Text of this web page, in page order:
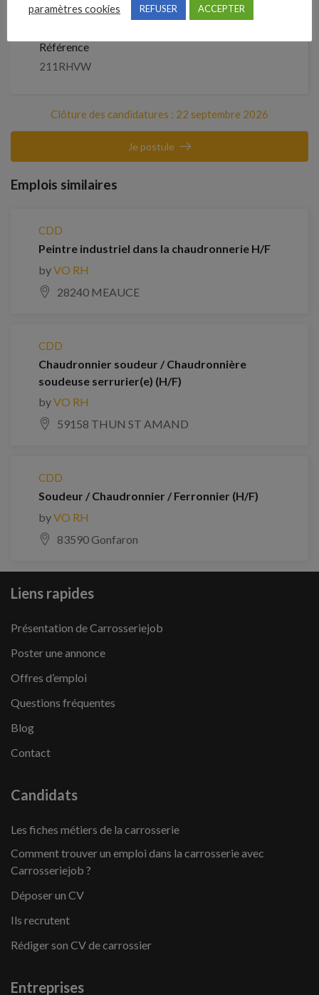
ALLIANCE EMPLOI
Référence
211RHVW
Clôture des candidatures : 22 septembre 2026
Je postule
Emplois similaires
CDD
Peintre industriel dans la chaudronnerie H/F
byVO RH
28240 MEAUCE
CDD
Chaudronnier soudeur / Chaudronnière
soudeuse serrurier(e) (H/F)
byVO RH
59158 THUN ST AMAND
CDD
Soudeur / Chaudronnier / Ferronnier (H/F)
byVO RH
83590 Gonfaron
Liens rapides
Présentation de Carrosseriejob
Poster une annonce
Offres d’emploi
Questions fréquentes
Blog
Contact
Candidats
Les fiches métiers de la carrosserie
Comment trouver un emploi dans la carrosserie avec
Carrosseriejob ?
Déposer un CV
Ils recrutent
Rédiger son CV de carrossier
Entreprises
paramètres cookies REFUSER ACCEPTER